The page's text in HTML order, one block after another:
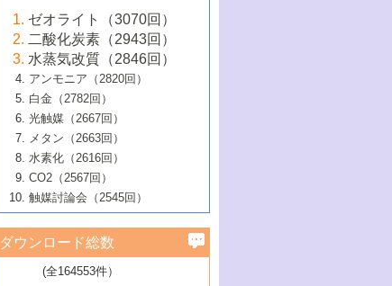
大学：オンライン・対面開催）
6号 メタン転換技術の最新動向
B号 第125回触媒討論会（2020年・工学
院大学）
5号 固体触媒による含窒素有機化合物変
換の最前線
6号 貴金属使用量低減に向けた自動車排
ガス浄化触媒の開発
B号 第123回触媒討論会（2019年・大阪
B号 第121回触媒討論会（2018年・東京
大学）
5号 水素のふるまいを解き明かす最先端
研究
6号 低級アルカンの有効利用のための触
媒技術
B号 第119回触媒討論会（2017年・首都
大学東京）
媒技術
3号 触媒研究の最先端～とびたて若き研究
者たち～（1）
4号 触媒研究の最先端～とびたて若き研究
者たち～（2）
5号 触媒研究の最先端～とびたて若き研究
者たち～（3）
6号 イオニクス材料と燃料電池・電解合成
の最新の研究動向
B号 第117回触媒討論会（2016年・大阪府
立大学）
2号 石油精製用触媒の最近の進展
3号 固体酸化物形燃料電池（SOFC）におけ
るアノード触媒上での燃料直接改質技術
4号 コアシェル構造の制御による触媒機能
5号 工業触媒およびその周辺技術の最近の
進歩
6号 ナノシート
B号 第115回触媒討論会（2015年・成蹊大
2号 光触媒反応機構に関する最新の研究動
向
開発動向
4号 人工光合成に向けた近年のアプローチ
5号 未利用熱エネルギーの有効活用に貢献
する触媒技術
6号 ポリオキソメタレート
B号 第113回触媒討論会（2014年・ロワジ
ールホテル豊橋）
1号 高耐久性燃料電池システム用触媒にお
ける新展開
2号 リビングラジカル重合の最近の動向
3号 天然ガスの化学工業的展開に関する触
媒技術
4号 貴金属触媒の精密構造制御とその活用
5号 バイオマス化成品製造のための固体触
6号 ナノ空間─吸着状態解析から新機能開拓
B号 第111回触媒討論会（2013年・関西大
▼54巻（2012年）
1号 規則性多孔体の利用技術における最近
の進歩
2号 第109回触媒討論会
3号 貴金属低減技術の最新動向
4号 貴金属代替技術の最新動向
5号 光触媒による物質変換反応の新展開
6号 グラフェン
7号 水素を利用する化成品合成の新潮流
▼53巻（2011年）
1号 金属学から見る合金触媒の新展開
2号 第107回触媒討論会
3号 触媒のその場観察法の進歩（１）
4号 触媒のその場観察法の進歩（２）
5号 不活性結合の触媒的活性化による有機
合成
6号 新しい固体酸触媒技術
7号 ゼオライト合成における最近の進歩
▼52巻（2010年）
1号 触媒の劣化対策と長寿命触媒開発
2号 第105回触媒討論会
3号 ナノ構造が拓く新機能
4号 活性サイトおよびその環境の精密な設
計による触媒の高機能化
5号 触媒を有効に使うための技術
7号 有機分子触媒による精密有機合成
1号 炭素材料－熱い注目を集める材料－
2号 第103回触媒討論会
3号 環境浄化用光触媒の現状と課題
4号 水素社会の実現に向けた水素製造・貯
蔵技術の進歩
5号 CO2が関わる触媒・材料
▼50巻（2008年）
1号 触媒化学と学会のこの10年，半世紀，
そして未来
2号 第101回触媒討論会
4号 錯体を利用したユニークな表面構造の
構築と機能
▼49巻（2007年）
1号 含フッ素化合物の合成と触媒
2号 第99回触媒討論会
3号 実用的ファインケミカル合成プロセス
を実現する触媒
▼48巻（2006年）
1号 固体酸触媒の最近の進歩
2号 第97回触媒討論会
3号 リビング重合触媒の最近の展開
1号 最近の触媒担体とその効果
2号 第95回触媒討論会
▼46巻（2004年）
1号 部分酸化反応触媒の最前線
▼45巻（2003年）
ゼオライト（3070回）
二酸化炭素（2943回）
水蒸気改質（2846回）
アンモニア（2820回）
白金（2782回）
光触媒（2667回）
メタン（2663回）
水素化（2616回）
CO2（2567回）
触媒討論会（2545回）
ダウンロード総数
(全164553件）